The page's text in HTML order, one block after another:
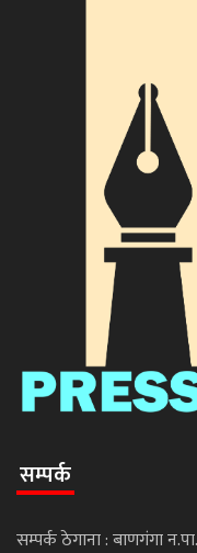
सम्पर्क
सम्पर्क ठेगाना : बाणगंगा